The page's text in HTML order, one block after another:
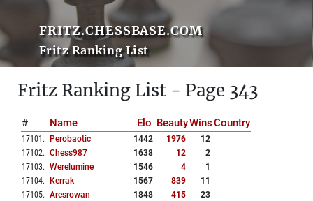
FRITZ.CHESSBASE.COM
Fritz Ranking List
Fritz Ranking List - Page 343
# Name Elo BeautyWinsCountry
17101 . Perobaotic 1442 1976
12
17102. Chess987 1638 12
2
17103. Werelumine 1546 4
1
17104. Kerrak 1567 839
11
17105. Aresrowan 1848 415
23